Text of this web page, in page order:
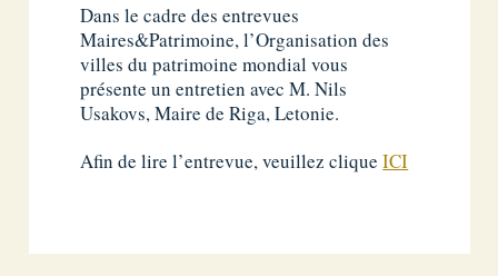
Dans le cadre des entrevues
Maires&Patrimoine, l’Organisation des
villes du patrimoine mondial vous
présente un entretien avec M. Nils
Usakovs, Maire de Riga, Letonie.
Afin de lire l’entrevue, veuillez cliqueICI